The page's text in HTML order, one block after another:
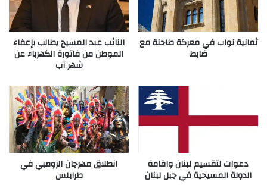
ثمانية نواب في معركة طاحنة مع
ضابط
النائب عبد المسيح يطالب بإعفاء
الموطن من فاتورة الكهرباء عن
شهر آب
دعوات لتقسيم لبنان واقامة
الدولة المسيحية في جبل لبنان
انطلاق مهرجان الزومبي في
طرابلس